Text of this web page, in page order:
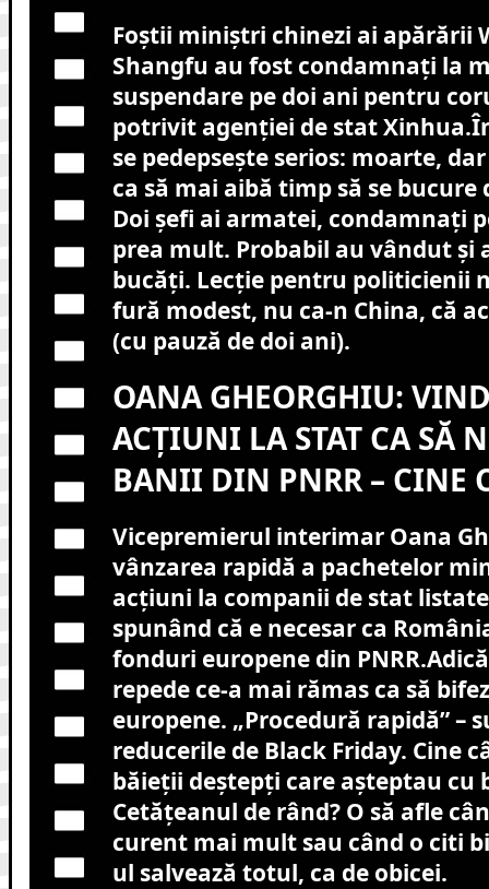
Foștii miniștri chinezi ai apărării
Shangfu au fost condamnați la
suspendare pe doi ani pentru
potrivit agenției de stat
se pedepsește serios: moarte,
ca să mai aibă timp să se
Doi șefi ai armatei, condamnați
prea mult. Probabil au vândut și
bucăți. Lecție pentru politicienii
fură modest, nu ca-n China, că
(cu pauză de doi ani).
OANA GHEORGHIU:
ACȚIUNI LA STAT CA SĂ
BANII DIN PNRR – CINE
Vicepremierul interimar Oana
vânzarea rapidă a pachetelor
acțiuni la companii de stat
spunând că e necesar ca
fonduri europene din
repede ce-a mai rămas ca să
europene. „Procedură rapidă” –
reducerile de Black Friday. Cine
băieții deștepți care așteptau cu
Cetățeanul de rând? O să afle
curent mai mult sau când o citi
ul salvează totul, ca de obicei.